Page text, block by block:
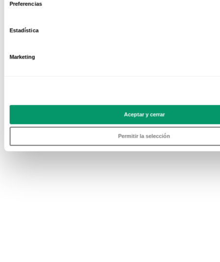
Preferencias
Estadística
Marketing
Aceptar y cerrar
Permitir la selección